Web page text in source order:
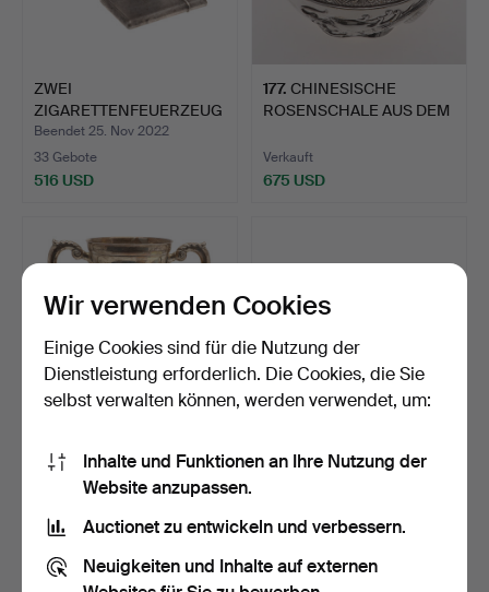
ZWEI
ZIGARETTENFEUERZEUG
AUS STERLINGSILBE…
Beendet 25. Nov 2022
33 Gebote
516 USD
177. CHINESISCHE
ROSENSCHALE AUS DEM
Verkauft
675 USD
EINE GEORGE V-
SILBERTROPHÄE,
JAGDINTERESSE.
Beendet 14. Okt 2025
32 Gebote
97. EIN
NIEDERLÄNDISCHER
MI…
Verkauft
Ausgewähltes
Wir verwenden Cookies
Einige Cookies sind für die Nutzung der
Dienstleistung erforderlich. Die Cookies, die Sie
selbst verwalten können, werden verwendet, um:
Inhalte und Funktionen an Ihre Nutzung der
Website anzupassen.
Auctionet zu entwickeln und verbessern.
Neuigkeiten und Inhalte auf externen